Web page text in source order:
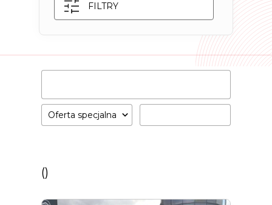
FILTRY
Oferta specjalna
()